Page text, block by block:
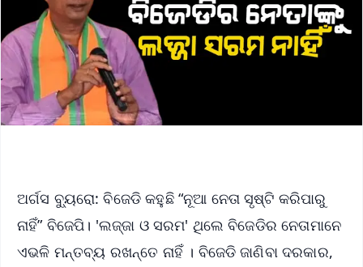
ଅର୍ଗସ ବ୍ୟୁରୋ: ବିଜେଡି କହୁଛି “ନୂଆ ନେତା ସୃଷ୍ଟି କରିପାରୁ
ନାହିଁ” ବିଜେପି। 'ଲଜ୍ଜା ଓ ସରମ' ଥିଲେ ବିଜେଡିର ନେତାମାନେ
ଏଭଳି ମନ୍ତବ୍ୟ ରଖନ୍ତେ ନାହିଁ । ବିଜେଡି ଜାଣିବା ଦରକାର,